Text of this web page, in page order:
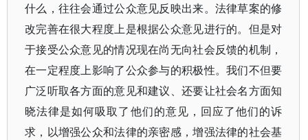
什么，往往会通过公众意见反映出来。法律草案的修
改完善在很大程度上是根据公众意见进行的。但是对
于接受公众意见的情况现在尚无向社会反馈的机制，
在一定程度上影响了公众参与的积极性。我们不但要
广泛听取各方面的意见和建议、还要让社会名方面知
晓法律是如何吸取了他们的意见，回应了他们的诉
求，以增强公众和法律的亲密感，增强法律的社会基